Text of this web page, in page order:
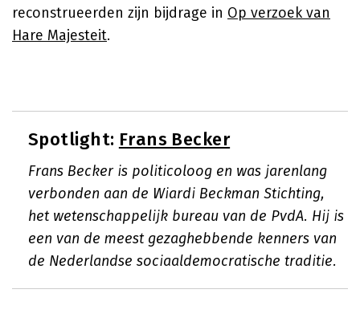
reconstrueerden zijn bijdrage in Op verzoek van
Hare Majesteit.
Spotlight: Frans Becker
Frans Becker is politicoloog en was jarenlang
verbonden aan de Wiardi Beckman Stichting,
het wetenschappelijk bureau van de PvdA. Hij is
een van de meest gezaghebbende kenners van
de Nederlandse sociaaldemocratische traditie.